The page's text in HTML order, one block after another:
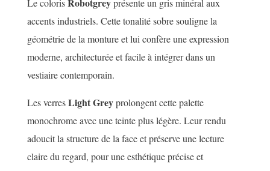
Le coloris
présente un gris minéral aux
accents industriels. Cette tonalité sobre souligne la
géométrie de la monture et lui confère une expression
moderne, architecturée et facile à intégrer dans un
vestiaire contemporain.
Les verresLight Greyprolongent cette palette
monochrome avec une teinte plus légère. Leur rendu
adoucit la structure de la face et préserve une lecture
claire du regard, pour une esthétique précise et